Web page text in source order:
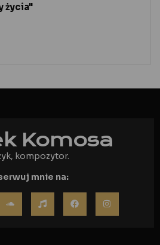
życia"
Komosa
kompozytor.
mnie na: